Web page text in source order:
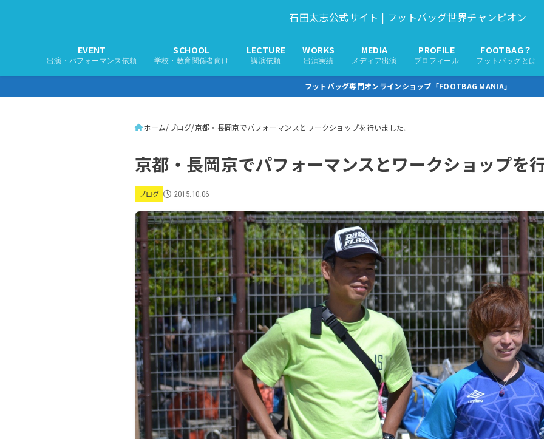
石田太志公式サイト | フットバッグ世界チャンピオン
EVENT
出演・パフォーマンス依頼
SCHOOL
学校・教育関係者向け
LECTURE
講演依頼
WORKS
出演実績
MEDIA
メディア出演
PROFILE
プロフィール
FOOTBAG？
フットバッグとは
フットバッグ専門オンラインショップ「FOOTBAG MANIA」
ホーム ブログ 京都・長岡京でパフォーマンスとワークショップを行いました。
京都・長岡京でパフォーマンスとワークショップを
ブログ 2015.10.06